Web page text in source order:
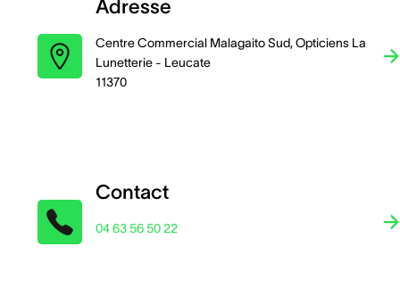
Adresse
Centre Commercial Malagaito Sud, Opticiens La
Lunetterie - Leucate
11370
Contact
04 63 56 50 22